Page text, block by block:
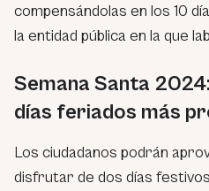
compensándolas en los 10
la entidad pública en la que
Semana Santa
días feriados más
Los ciudadanos podrán
disfrutar de dos días